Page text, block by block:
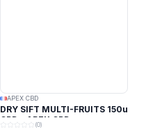
APEX CBD
DRY SIFT MULTI-FRUITS 150u
CBD - APEX CBD
(0)